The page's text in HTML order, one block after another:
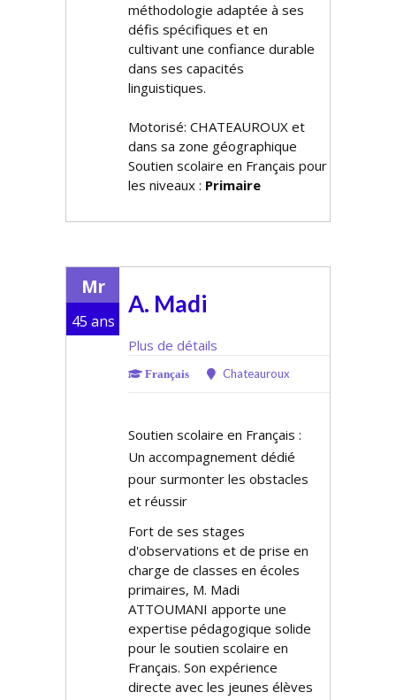
méthodologie adaptée à ses
défis spécifiques et en
cultivant une confiance durable
dans ses capacités
linguistiques.
Motorisé: CHATEAUROUX et
dans sa zone géographique
Soutien scolaire en Français pour
les niveaux : Primaire
Mr
45 ans
A. Madi
Plus de détails
Français Chateauroux
Soutien scolaire en Français :
Un accompagnement dédié
pour surmonter les obstacles
et réussir
Fort de ses stages
d'observations et de prise en
charge de classes en écoles
primaires, M. Madi
ATTOUMANI apporte une
expertise pédagogique solide
pour le soutien scolaire en
Français. Son expérience
directe avec les jeunes élèves